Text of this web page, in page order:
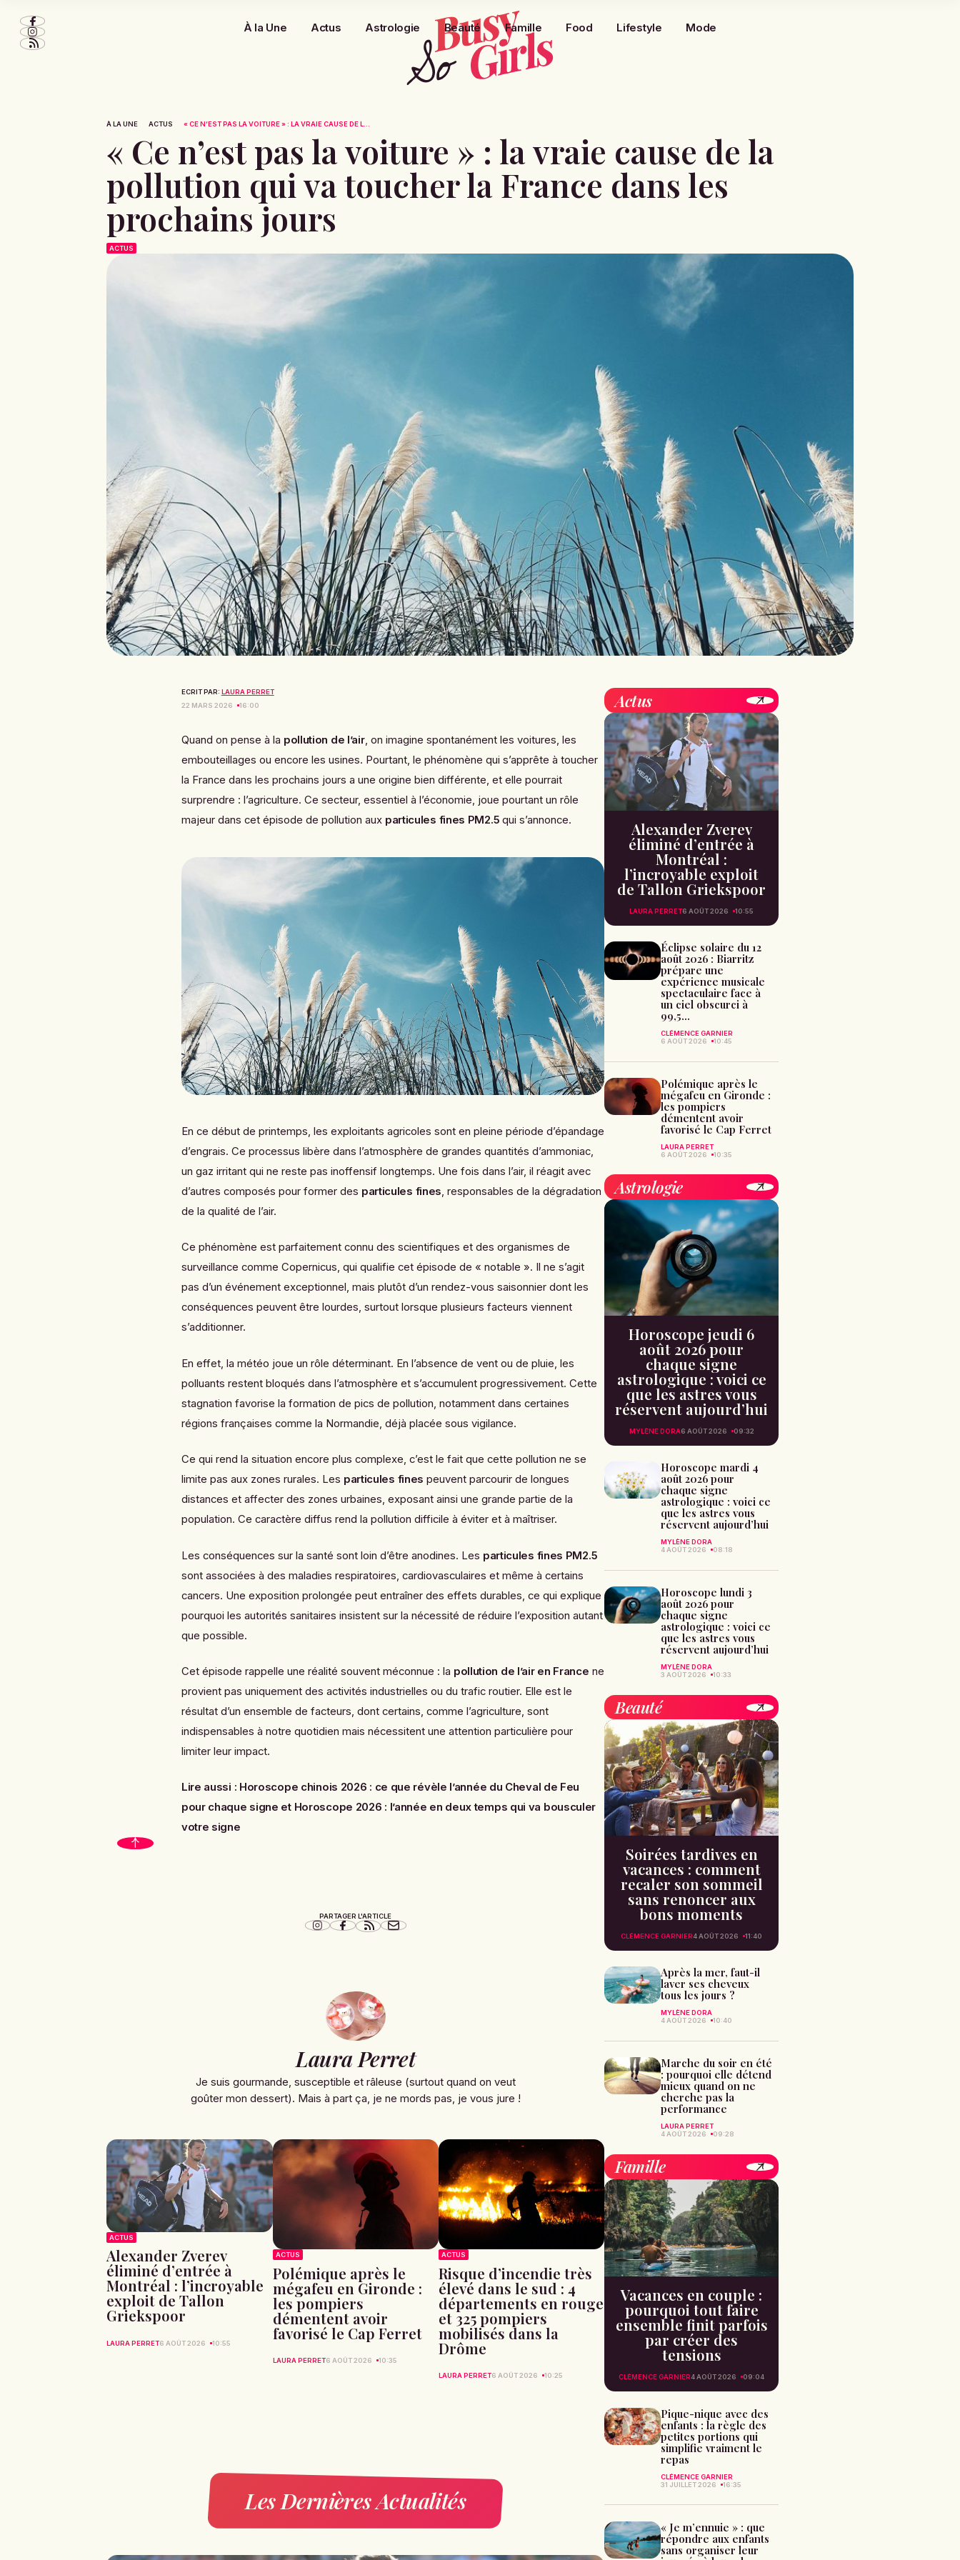
À la Une Actus Astrologie Beauté Famille Food Lifestyle Mode
À LA UNE ACTUS « CE N’EST PAS LA VOITURE » : LA VRAIE CAUSE DE L...
« Ce n’est pas la voiture » : la vraie cause de la
pollution qui va toucher la France dans les
prochains jours
ACTUS
ECRIT PAR: LAURA PERRET
22 MARS 2026
16:00
Quand on pense à la pollution de l’air, on imagine spontanément les voitures, les
embouteillages ou encore les usines. Pourtant, le phénomène qui s’apprête à toucher
la France dans les prochains jours a une origine bien différente, et elle pourrait
surprendre : l’agriculture. Ce secteur, essentiel à l’économie, joue pourtant un rôle
majeur dans cet épisode de pollution aux particules fines PM2.5 qui s’annonce.
En ce début de printemps, les exploitants agricoles sont en pleine période d’épandage
d’engrais. Ce processus libère dans l’atmosphère de grandes quantités d’ammoniac,
un gaz irritant qui ne reste pas inoffensif longtemps. Une fois dans l’air, il réagit avec
d’autres composés pour former des particules fines, responsables de la dégradation
de la qualité de l’air.
Ce phénomène est parfaitement connu des scientifiques et des organismes de
surveillance comme Copernicus, qui qualifie cet épisode de « notable ». Il ne s’agit
pas d’un événement exceptionnel, mais plutôt d’un rendez-vous saisonnier dont les
conséquences peuvent être lourdes, surtout lorsque plusieurs facteurs viennent
s’additionner.
En effet, la météo joue un rôle déterminant. En l’absence de vent ou de pluie, les
polluants restent bloqués dans l’atmosphère et s’accumulent progressivement. Cette
stagnation favorise la formation de pics de pollution, notamment dans certaines
régions françaises comme la Normandie, déjà placée sous vigilance.
Ce qui rend la situation encore plus complexe, c’est le fait que cette pollution ne se
limite pas aux zones rurales. Les particules fines peuvent parcourir de longues
distances et affecter des zones urbaines, exposant ainsi une grande partie de la
population. Ce caractère diffus rend la pollution difficile à éviter et à maîtriser.
Les conséquences sur la santé sont loin d’être anodines. Les particules fines PM2.5
sont associées à des maladies respiratoires, cardiovasculaires et même à certains
cancers. Une exposition prolongée peut entraîner des effets durables, ce qui explique
pourquoi les autorités sanitaires insistent sur la nécessité de réduire l’exposition autant
que possible.
Cet épisode rappelle une réalité souvent méconnue : la pollution de l’air en France ne
provient pas uniquement des activités industrielles ou du trafic routier. Elle est le
résultat d’un ensemble de facteurs, dont certains, comme l’agriculture, sont
indispensables à notre quotidien mais nécessitent une attention particulière pour
limiter leur impact.
Lire aussi : Horoscope chinois 2026 : ce que révèle l’année du Cheval de Feu
pour chaque signe et Horoscope 2026 : l’année en deux temps qui va bousculer
votre signe
PARTAGER L'ARTICLE
Laura Perret
Je suis gourmande, susceptible et râleuse (surtout quand on veut
goûter mon dessert). Mais à part ça, je ne mords pas, je vous jure !
ACTUS
Alexander Zverev
éliminé d’entrée à
Montréal : l’incroyable
exploit de Tallon
Griekspoor
LAURA PERRET6 AOÛT 2026 10:55
ACTUS
Polémique après le
mégafeu en Gironde :
les pompiers
démentent avoir
favorisé le Cap Ferret
LAURA PERRET6 AOÛT 2026 10:35
ACTUS
Risque d’incendie très
élevé dans le sud : 4
départements en rouge
et 325 pompiers
mobilisés dans la
Drôme
LAURA PERRET6 AOÛT 2026 10:25
Les Dernières Actualités
Actus
Alexander Zverev
éliminé d’entrée à
Montréal :
l’incroyable exploit
de Tallon Griekspoor
LAURA PERRET6 AOÛT 2026 10:55
Éclipse solaire du 12
août 2026 : Biarritz
prépare une
expérience musicale
spectaculaire face à
un ciel obscurci à
99,5...
CLÉMENCE GARNIER
6 AOÛT 2026
10:45
Polémique après le
mégafeu en Gironde :
les pompiers
démentent avoir
favorisé le Cap Ferret
LAURA PERRET
6 AOÛT 2026
10:35
Astrologie
Horoscope jeudi 6
août 2026 pour
chaque signe
astrologique : voici ce
que les astres vous
réservent aujourd’hui
MYLÈNE DORA6 AOÛT 2026 09:32
Horoscope mardi 4
août 2026 pour
chaque signe
astrologique : voici ce
que les astres vous
réservent aujourd’hui
MYLÈNE DORA
4 AOÛT 2026
08:18
Horoscope lundi 3
août 2026 pour
chaque signe
astrologique : voici ce
que les astres vous
réservent aujourd’hui
MYLÈNE DORA
3 AOÛT 2026
10:33
Beauté
Soirées tardives en
vacances : comment
recaler son sommeil
sans renoncer aux
bons moments
CLÉMENCE GARNIER4 AOÛT 2026 11:40
Après la mer, faut-il
laver ses cheveux
tous les jours ?
MYLÈNE DORA
4 AOÛT 2026
10:40
Marche du soir en été
: pourquoi elle détend
mieux quand on ne
cherche pas la
performance
LAURA PERRET
4 AOÛT 2026
09:28
Famille
Vacances en couple :
pourquoi tout faire
ensemble finit parfois
par créer des
tensions
CLÉMENCE GARNIER4 AOÛT 2026 09:04
Pique-nique avec des
enfants : la règle des
petites portions qui
simplifie vraiment le
repas
CLÉMENCE GARNIER
31 JUILLET 2026
16:35
« Je m’ennuie » : que
répondre aux enfants
sans organiser leur